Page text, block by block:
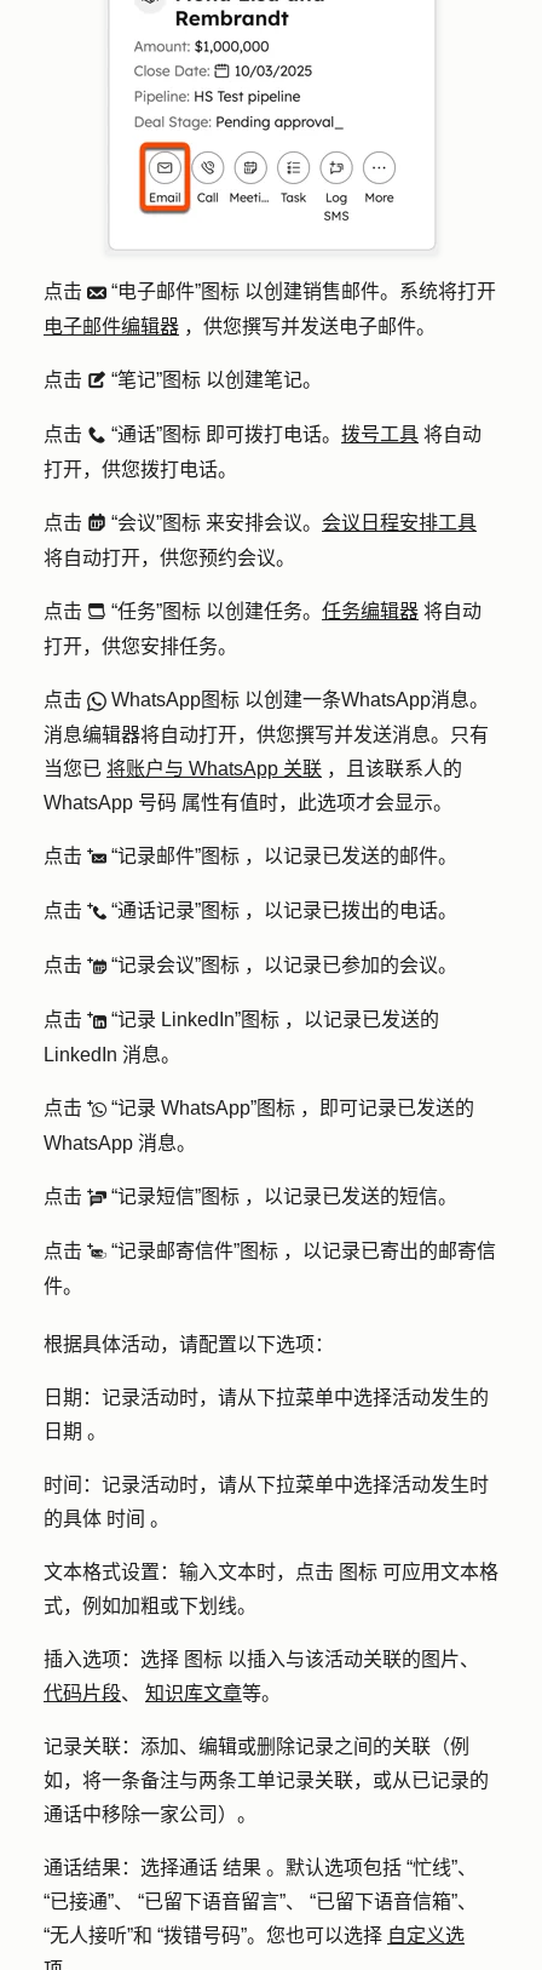
点击 email “电子邮件”图标 以创建销售邮件。系统将打开
电子邮件编辑器 ，供您撰写并发送电子邮件。
点击 description “笔记”图标 以创建笔记。
点击 calling “通话”图标 即可拨打电话。 拨号工具 将自动
打开，供您拨打电话。
点击 meetings “会议”图标 来安排会议。 会议日程安排工具
将自动打开，供您预约会议。
点击 tasksIcon “任务”图标 以创建任务。 任务编辑器 将自动
打开，供您安排任务。
点击 socialWhatsapp WhatsApp图标 以创建一条WhatsApp消息。
消息编辑器将自动打开，供您撰写并发送消息。只有
当您已 将账户与 WhatsApp 关联 ，且该联系人的
WhatsApp 号码 属性有值时，此选项才会显示。
点击 logEmail “记录邮件”图标 ，以记录已发送的邮件。
点击 logCall “通话记录”图标 ，以记录已拨出的电话。
点击 logMeeting “记录会议”图标 ，以记录已参加的会议。
点击 logLinkedInMessage “记录 LinkedIn”图标 ，以记录已发送的
LinkedIn 消息。
点击 logWhatsAppMessage “记录 WhatsApp”图标 ，即可记录已发送的
WhatsApp 消息。
点击 logSMS “记录短信”图标 ，以记录已发送的短信。
点击 logPostalMail “记录邮寄信件”图标 ，以记录已寄出的邮寄信
件。
根据具体活动，请配置以下选项：
日期：记录活动时，请从下拉菜单中选择活动发生的
日期 。
时间：记录活动时，请从下拉菜单中选择活动发生时
的具体 时间 。
文本格式设置：输入文本时，点击 图标 可应用文本格
式，例如加粗或下划线。
插入选项：选择 图标 以插入与该活动关联的图片、
代码片段、 知识库文章等。
记录关联：添加、编辑或删除记录之间的关联（例
如，将一条备注与两条工单记录关联，或从已记录的
通话中移除一家公司）。
通话结果：选择通话 结果 。默认选项包括 “忙线”、
“已接通”、 “已留下语音留言”、 “已留下语音信箱”、
“无人接听”和 “拨错号码”。您也可以选择 自定义选